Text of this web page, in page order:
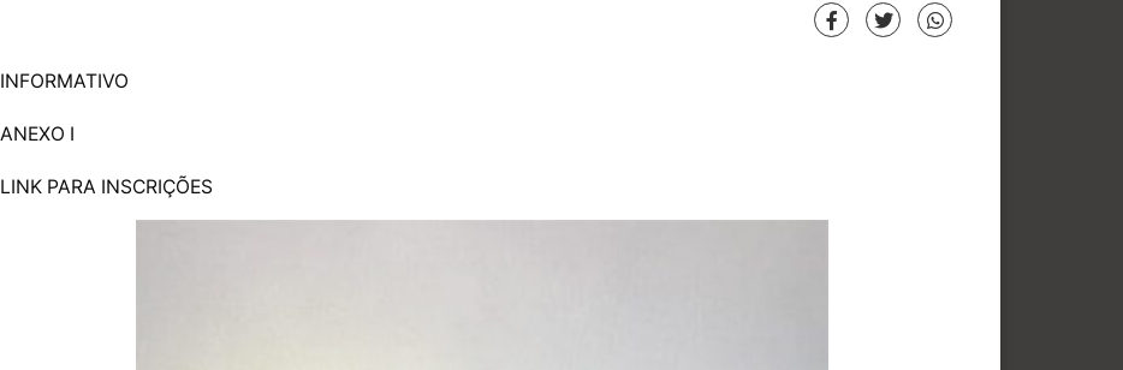
INFORMATIVO
ANEXO I
LINK PARA INSCRIÇÕES